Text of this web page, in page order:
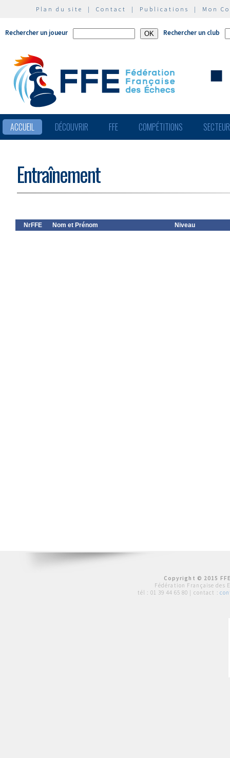
Plan du site | Contact | Publications | Mon
Rechercher un joueur Rechercher un club
ACCUEIL DÉCOUVRIR FFE COMPÉTITIONS
Entraînement
NrFFE Nom et Prénom Niveau
Copyright © 2015
Fédération Française des
tél : 01 39 44 65 80 | contact :